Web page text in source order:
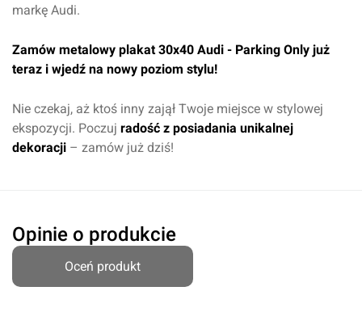
markę Audi.
Zamów metalowy plakat 30x40 Audi - Parking Only już
teraz i wjedź na nowy poziom stylu!
Nie czekaj, aż ktoś inny zajął Twoje miejsce w stylowej
ekspozycji. Poczuj radość z posiadania unikalnej
dekoracji – zamów już dziś!
Opinie o produkcie
Oceń produkt